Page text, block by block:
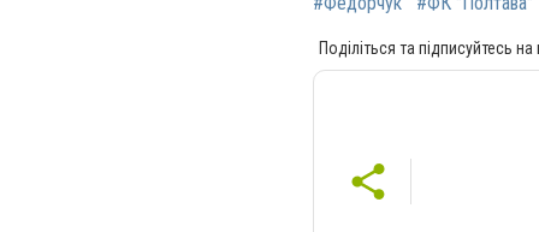
Поділіться та підписуйтесь